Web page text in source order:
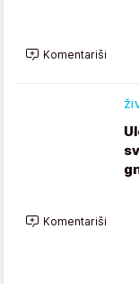
Komentariši
Komentariši